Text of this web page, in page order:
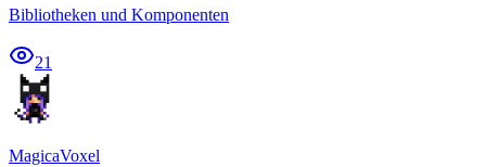
Bibliotheken und Komponenten
21
MagicaVoxel